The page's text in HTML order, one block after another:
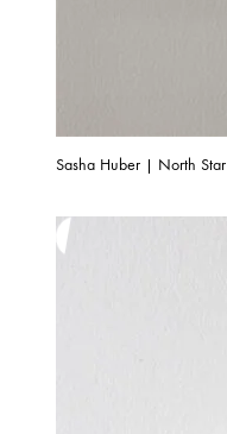
Sasha Huber | North Star